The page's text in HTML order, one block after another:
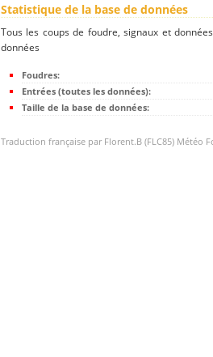
Statistique de la base de données
Tous les coups de foudre, signaux et
données
Foudres:
Entrées (toutes les données):
Taille de la base de données:
Traduction française par Florent.B (FLC85) Météo